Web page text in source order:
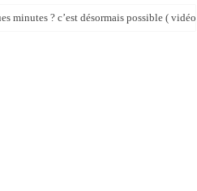
minutes ? c’est désormais possible (